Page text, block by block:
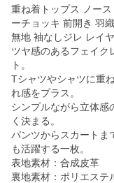
重ね着トップス ノー
ーチョッキ 前開き 羽
無地 袖なしジレ レイ
ツヤ感のあるフェイク
ト。
Tシャツやシャツに重
れ感をプラス。
シンプルながら立体感
く決まる。
パンツからスカートま
も活躍する一枚。
表地素材：合成皮革
裏地素材：ポリエステ